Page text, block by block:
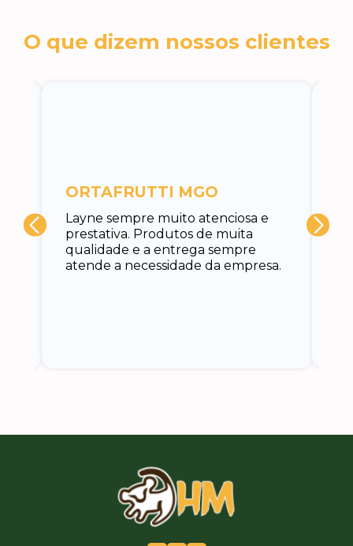
O que dizem nossos clientes
Layne sempre muito atenciosa e
prestativa. Produtos de muita
qualidade e a entrega sempre
atende a necessidade da empresa.
ORTAFRUTTI MGO